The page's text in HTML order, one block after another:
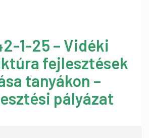
1-25 – Vidéki
fejlesztések
tanyákon –
pályázat